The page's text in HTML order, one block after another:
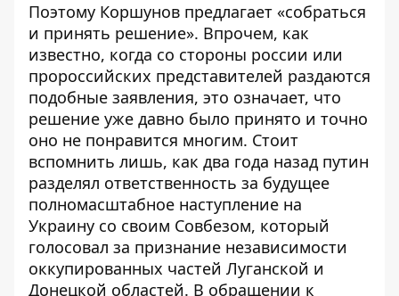
Поэтому Коршунов предлагает «собраться
и принять решение». Впрочем, как
известно, когда со стороны россии или
пророссийских представителей раздаются
подобные заявления, это означает, что
решение уже давно было принято и точно
оно не понравится многим. Стоит
вспомнить лишь, как два года назад путин
разделял ответственность за будущее
полномасштабное наступление на
Украину со своим Совбезом, который
голосовал за признание независимости
оккупированных частей Луганской и
Донецкой областей. В обращении к